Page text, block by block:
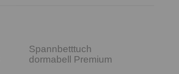
Spannbetttuch
dormabell Premium